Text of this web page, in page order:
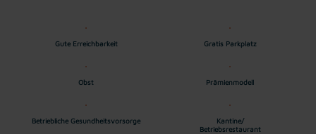
Gute Erreichbarkeit Gratis Parkplatz
Obst Prämienmodell
Betriebliche Gesundheitsvorsorge
Kantine/
Betriebsrestaurant